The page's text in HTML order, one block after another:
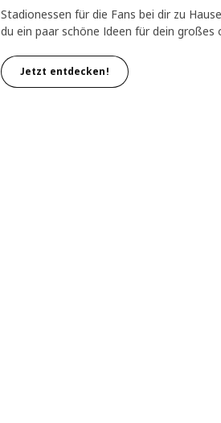
Stadionessen für die Fans bei dir zu
du ein paar schöne Ideen für dein großes
Jetzt entdecken!